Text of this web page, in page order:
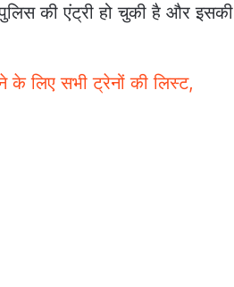
की एंट्री हो चुकी है और इसकी
लिए सभी ट्रेनों की लिस्ट,